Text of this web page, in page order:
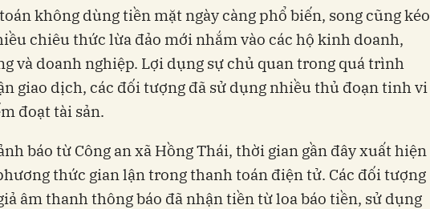
không dùng tiền mặt ngày càng phổ biến, song cũng kéo
chiêu thức lừa đảo mới nhắm vào các hộ kinh doanh,
và doanh nghiệp. Lợi dụng sự chủ quan trong quá trình
giao dịch, các đối tượng đã sử dụng nhiều thủ đoạn tinh vi
đoạt tài sản.
báo từ Công an xã Hồng Thái, thời gian gần đây xuất hiện
thức gian lận trong thanh toán điện tử. Các đối tượng
âm thanh thông báo đã nhận tiền từ loa báo tiền, sử dụng